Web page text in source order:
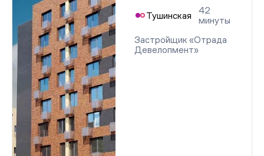
Тушинская
42
минуты
Застройщик «Отрада
Девелопмент»